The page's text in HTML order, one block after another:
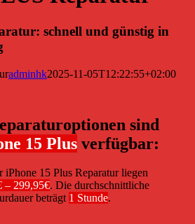
schnell und günstig in
adminhk2025-11-05T12:22:55+02:00
sind
15 Plus verfügbar:
iPhone 15 Plus Reparatur liegen
– 299,95€. Die durchschnittliche
beträgt 1 Stunde.